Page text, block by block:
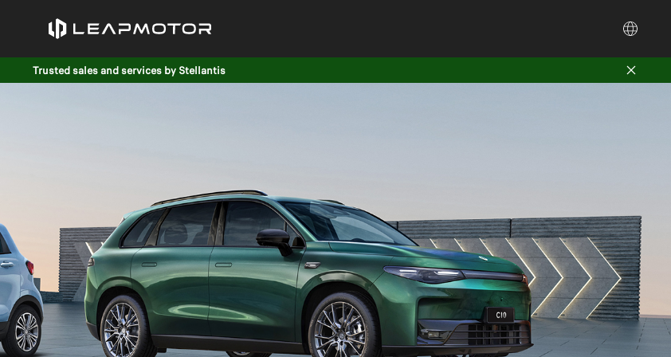
Trusted sales and services by Stellantis